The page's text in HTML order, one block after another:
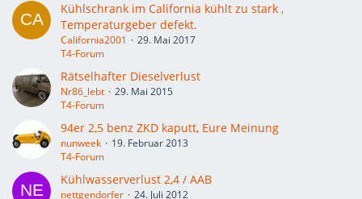
Kühlschrank im California kühlt zu stark ,
Temperaturgeber defekt.
California2001
29. Mai 2017
T4-Forum
Rätselhafter Dieselverlust
Nr86_lebt
29. Mai 2015
T4-Forum
94er 2,5 benz ZKD kaputt, Eure Meinung
nunweek
19. Februar 2013
T4-Forum
Kühlwasserverlust 2,4 / AAB
nettgendorfer 24. Juli 2012